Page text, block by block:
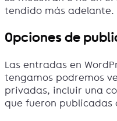
tendido más adelante.
Opciones de
Las entradas en
tengamos podremos
privadas, incluir una
que fueron publicadas